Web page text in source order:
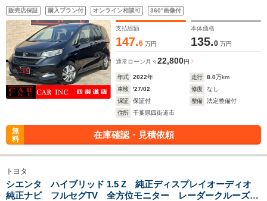
ー レーダークルーズコントロール 両側パワースライドド
ア 衝突被害軽減ブレーキ 車線逸脱警報 LEDヘッドライ
ト ビルトインETC
販売店保証 購入プラン付 オンライン相談可 360°画像付
支払総額
147.6 万円
本体価格
135.0 万円
通常ローン 月々22,800円
年式 2022年 走行 8.0万km
車検
'27/02 修復
なし
保証
保証付 整備
法定整備付
住所
千葉県四街道市
無
料
在庫確認・見積依頼
トヨタ
シエンタ ハイブリッド 1.5 Z 純正ディスプレイオーディオ
純正ナビ フルセグTV 全方位モニター レーダークルーズコ